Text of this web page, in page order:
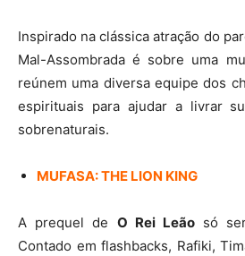
Inspirado na clássica atração do
Mal-Assombrada é sobre uma
reúnem uma diversa equipe dos
espirituais para ajudar a livrar
sobrenaturais.
MUFASA: THE LION KING
A prequel de O Rei Leão só
Contado em flashbacks, Rafiki,